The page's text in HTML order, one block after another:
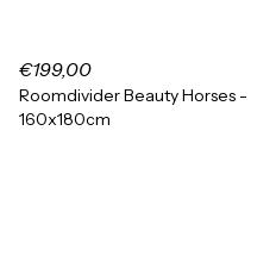
€199,00
Roomdivider Beauty Horses -
160x180cm